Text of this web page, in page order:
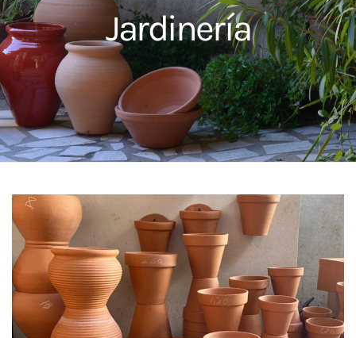
Jardinería